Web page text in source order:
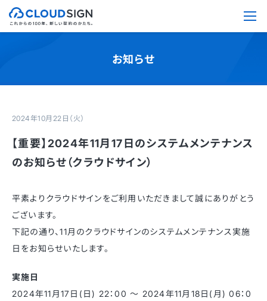
お知らせ
2024年10月22日（火）
【重要】2024年11月17日のシステムメンテナンス
のお知らせ（クラウドサイン）
平素よりクラウドサインをご利用いただきまして誠にありがとう
ございます。
下記の通り、11月のクラウドサインのシステムメンテナンス実施
日をお知らせいたします。
実施日
2024年11月17日(日) 22：00 〜 2024年11月18日(月) 06：0